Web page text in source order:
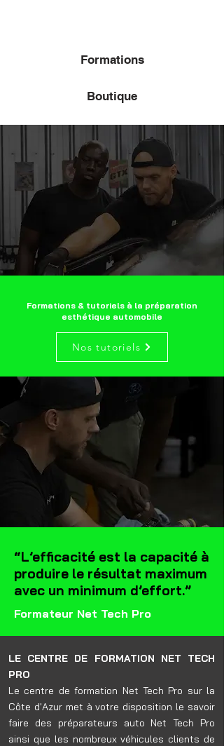
Formations
Boutique
Formations & tutoriels à la préparation
esthétique automobile
Nos tutoriels
“L’efficacité est la capacité à
produire le résultat maximum
avec un minimum d’effort.”
Formateur Net Tech Pro
LE CENTRE DE FORMATION NET TECH
PRO
Le centre de formation Net Tech Pro sur la
Côte d'Azur met à votre disposition le savoir
faire des préparateurs auto Net Tech Pro
ainsi que les nombreux véhicules clients de